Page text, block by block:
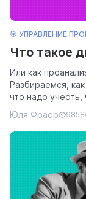
🎯 УПРАВЛЕНИЕ
Что такое
Или как
Разбираемся,
что надо
Юля Фраер
9858